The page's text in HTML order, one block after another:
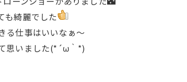
も綺麗でした
る仕事はいいなぁ〜
思いました(*´ω｀*)